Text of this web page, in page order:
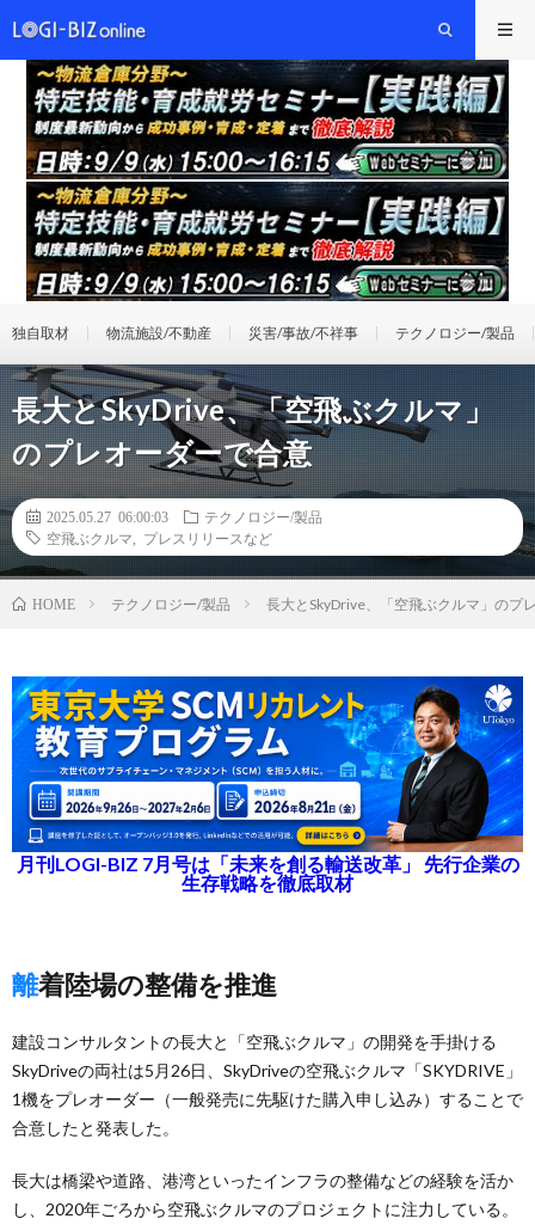
独自取材 物流施設/不動産 災害/事故/不祥事 テクノロジー/製品
長大とSkyDrive、「空飛ぶクルマ」
のプレオーダーで合意
2025.05.27 06:00:03
テクノロジー/製品
空飛ぶクルマ
プレスリリースなど
HOME テクノロジー/製品 長大とSkyDrive、「空飛ぶクルマ」のプ
月刊LOGI-BIZ 7月号は「未来を創る輸送改革」 先行企業の
生存戦略を徹底取材
離着陸場の整備を推進
建設コンサルタントの長大と「空飛ぶクルマ」の開発を手掛ける
SkyDriveの両社は5月26日、SkyDriveの空飛ぶクルマ「SKYDRIVE」
1機をプレオーダー（一般発売に先駆けた購入申し込み）することで
合意したと発表した。
長大は橋梁や道路、港湾といったインフラの整備などの経験を活か
し、2020年ごろから空飛ぶクルマのプロジェクトに注力している。